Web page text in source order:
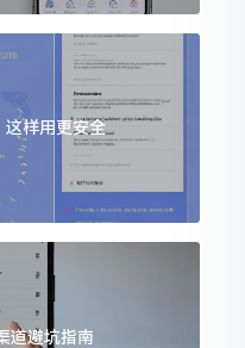
样用更安全
道避坑指南